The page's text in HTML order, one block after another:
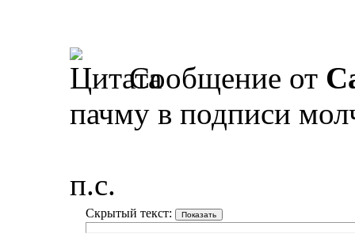
Сообщение от
пачму в подписи
п.с.
Скрытый текст: